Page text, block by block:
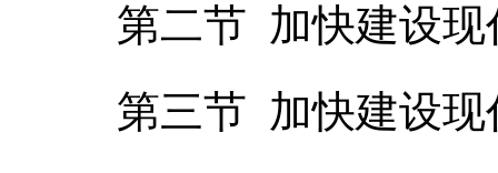
第二节 加快建设现
第三节 加快建设现